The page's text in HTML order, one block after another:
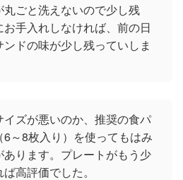
丸ごと洗えないので少し残
手入れしなければ、前の日
ドの味が少し残っていしま
イズが悪いのか、推奨の食パ
6～8枚入り）を使ってもはみ
あります。プレートがもう少
高評価でした。